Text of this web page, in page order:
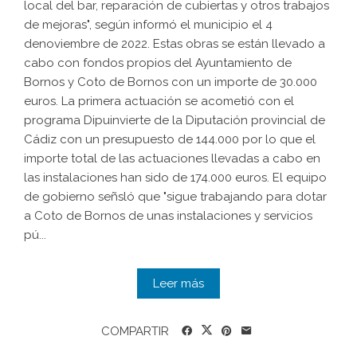
local del bar, reparación de cubiertas y otros trabajos
de mejoras", según informó el municipio el 4
denoviembre de 2022. Estas obras se están llevado a
cabo con fondos propios del Ayuntamiento de
Bornos y Coto de Bornos con un importe de 30.000
euros. La primera actuación se acometió con el
programa Dipuinvierte de la Diputación provincial de
Cádiz con un presupuesto de 144.000 por lo que el
importe total de las actuaciones llevadas a cabo en
las instalaciones han sido de 174.000 euros. El equipo
de gobierno señsló que "sigue trabajando para dotar
a Coto de Bornos de unas instalaciones y servicios
pú...
Leer más
COMPARTIR